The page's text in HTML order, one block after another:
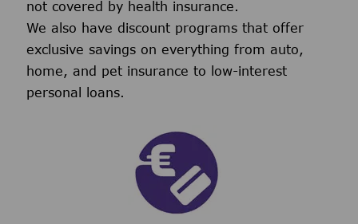
not covered by health insurance.
We also have discount programs that offer
exclusive savings on everything from auto,
home, and pet insurance to low-interest
personal loans.